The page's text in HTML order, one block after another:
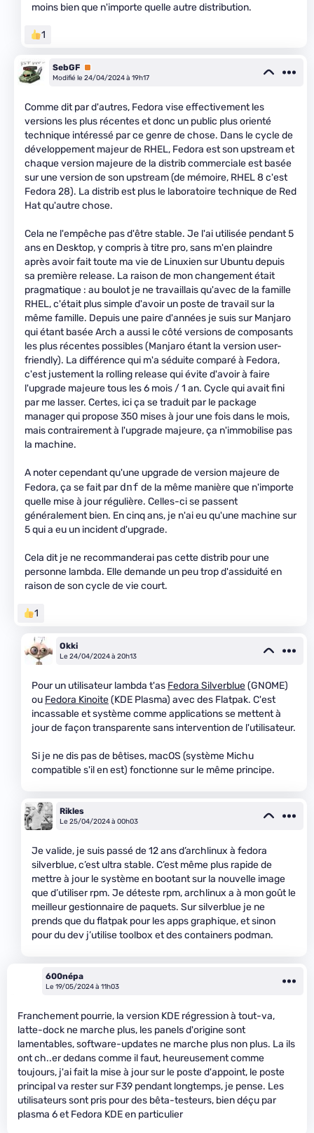
moins bien que n'importe quelle autre distribution.
1
SebGF Premium
Modifié le 24/04/2024 à 19h17
Comme dit par d'autres, Fedora vise effectivement les
versions les plus récentes et donc un public plus orienté
technique intéressé par ce genre de chose. Dans le cycle de
développement majeur de RHEL, Fedora est son upstream et
chaque version majeure de la distrib commerciale est basée
sur une version de son upstream (de mémoire, RHEL 8 c'est
Fedora 28). La distrib est plus le laboratoire technique de Red
Hat qu'autre chose.
Cela ne l'empêche pas d'être stable. Je l'ai utilisée pendant 5
ans en Desktop, y compris à titre pro, sans m'en plaindre
après avoir fait toute ma vie de Linuxien sur Ubuntu depuis
sa première release. La raison de mon changement était
pragmatique : au boulot je ne travaillais qu'avec de la famille
RHEL, c'était plus simple d'avoir un poste de travail sur la
même famille. Depuis une paire d'années je suis sur Manjaro
qui étant basée Arch a aussi le côté versions de composants
les plus récentes possibles (Manjaro étant la version user-
friendly). La différence qui m'a séduite comparé à Fedora,
c'est justement la rolling release qui évite d'avoir à faire
l'upgrade majeure tous les 6 mois / 1 an. Cycle qui avait fini
par me lasser. Certes, ici ça se traduit par le package
manager qui propose 350 mises à jour une fois dans le mois,
mais contrairement à l'upgrade majeure, ça n'immobilise pas
la machine.
A noter cependant qu'une upgrade de version majeure de
Fedora, ça se fait pardnf de la même manière que n'importe
quelle mise à jour régulière. Celles-ci se passent
généralement bien. En cinq ans, je n'ai eu qu'une machine sur
5 qui a eu un incident d'upgrade.
Cela dit je ne recommanderai pas cette distrib pour une
personne lambda. Elle demande un peu trop d'assiduité en
raison de son cycle de vie court.
1
Okki
Le 24/04/2024 à 20h13
Pour un utilisateur lambda t'as Fedora Silverblue(GNOME)
ou Fedora Kinoite(KDE Plasma) avec des Flatpak. C'est
incassable et système comme applications se mettent à
jour de façon transparente sans intervention de l'utilisateur.
Si je ne dis pas de bêtises, macOS (système Michu
compatible s'il en est) fonctionne sur le même principe.
Rikles
Le 25/04/2024 à 00h03
Je valide, je suis passé de 12 ans d’archlinux à fedora
silverblue, c’est ultra stable. C’est même plus rapide de
mettre à jour le système en bootant sur la nouvelle image
que d’utiliser rpm. Je déteste rpm, archlinux a à mon goût le
meilleur gestionnaire de paquets. Sur silverblue je ne
prends que du flatpak pour les apps graphique, et sinon
pour du dev j’utilise toolbox et des containers podman.
600népa
Le 19/05/2024 à 11h03
Franchement pourrie, la version KDE régression à tout-va,
latte-dock ne marche plus, les panels d'origine sont
lamentables, software-updates ne marche plus non plus. La ils
ont ch..er dedans comme il faut, heureusement comme
toujours, j'ai fait la mise à jour sur le poste d'appoint, le poste
principal va rester sur F39 pendant longtemps, je pense. Les
utilisateurs sont pris pour des bêta-testeurs, bien déçu par
plasma 6 et Fedora KDE en particulier